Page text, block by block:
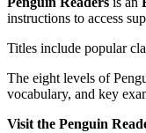
instructions to access
Titles include popular
The eight levels of
vocabulary, and key
Visit the Penguin